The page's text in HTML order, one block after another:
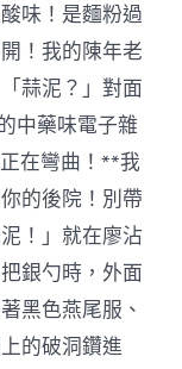
味！是麵粉過
！我的陳年老
蒜泥？」對面
中藥味電子雜
在彎曲！**我
的後院！別帶
！」就在廖沾
銀勺時，外面
黑色燕尾服、
的破洞鑽進